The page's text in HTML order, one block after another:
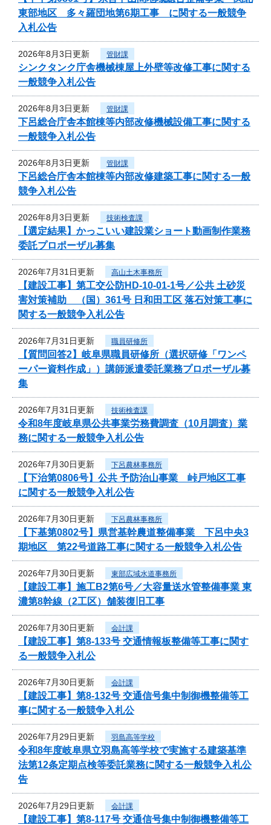
東部地区 多々羅団地第6期工事 に関する一般競争
入札公告
2026年8月3日更新 管財課
シンクタンク庁舎機械棟屋上外壁等改修工事に関する
一般競争入札公告
2026年8月3日更新 管財課
下呂総合庁舎本館棟等内部改修機械設備工事に関する
一般競争入札公告
2026年8月3日更新 管財課
下呂総合庁舎本館棟等内部改修建築工事に関する一般
競争入札公告
2026年8月3日更新 技術検査課
【選定結果】かっこいい建設業ショート動画制作業務
委託プロポーザル募集
2026年7月31日更新 高山土木事務所
【建設工事】第工交公防HD-10-01-1号／公共 土砂災
害対策補助 （国）361号 日和田工区 落石対策工事に
関する一般競争入札公告
2026年7月31日更新 職員研修所
【質問回答2】岐阜県職員研修所（選択研修「ワンペ
ーパー資料作成」）講師派遣委託業務プロポーザル募
集
2026年7月31日更新 技術検査課
令和8年度岐阜県公共事業労務費調査（10月調査）業
務に関する一般競争入札公告
2026年7月30日更新 下呂農林事務所
【下治第0806号】公共 予防治山事業 峠戸地区工事
に関する一般競争入札公告
2026年7月30日更新 下呂農林事務所
【下基第0802号】県営基幹農道整備事業 下呂中央3
期地区 第22号道路工事に関する一般競争入札公告
2026年7月30日更新 東部広域水道事務所
【建設工事】施工B2第6号／大容量送水管整備事業 東
濃第8幹線（2工区）舗装復旧工事
2026年7月30日更新 会計課
【建設工事】第8-133号 交通情報板整備等工事に関す
る一般競争入札公
2026年7月30日更新 会計課
【建設工事】第8-132号 交通信号集中制御機整備等工
事に関する一般競争入札公
2026年7月29日更新 羽島高等学校
令和8年度岐阜県立羽島高等学校で実施する建築基準
法第12条定期点検等委託業務に関する一般競争入札公
告
2026年7月29日更新 会計課
【建設工事】第8-117号 交通信号集中制御機整備等工